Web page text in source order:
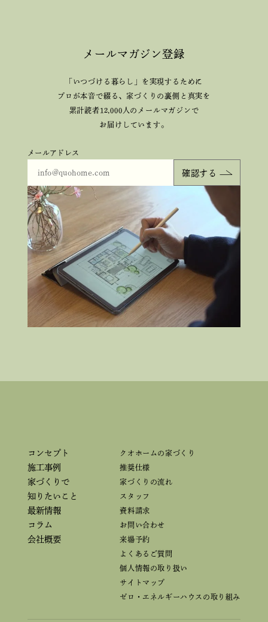
メールマガジン登録
「いつづける暮らし」を実現するために
プロが本音で綴る、家づくりの裏側と真実を
累計読者12,000人のメールマガジンで
お届けしています。
メールアドレス
コンセプト
施工事例
家づくりで
知りたいこと
最新情報
コラム
会社概要
クオホームの家づくり
推奨仕様
家づくりの流れ
スタッフ
資料請求
お問い合わせ
来場予約
よくあるご質問
個人情報の取り扱い
サイトマップ
ゼロ・エネルギーハウスの取り組み